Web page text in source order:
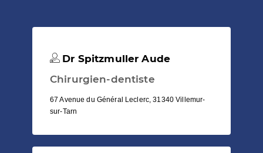
Dr Spitzmuller Aude
Chirurgien-dentiste
67 Avenue du Général Leclerc, 31340 Villemur-
sur-Tarn